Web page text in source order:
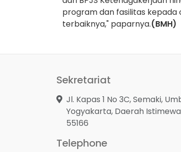
program dan fasilitas
terbaiknya," paparnya.(BMH)
Sekretariat
Jl. Kapas 1 No 3C, Semaki,
Yogyakarta, Daerah
55166
Telephone